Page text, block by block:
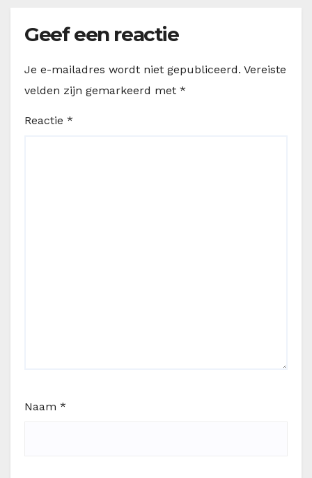
Geef een reactie
Je e-mailadres wordt niet gepubliceerd. Vereiste
velden zijn gemarkeerd met *
Reactie *
Naam *